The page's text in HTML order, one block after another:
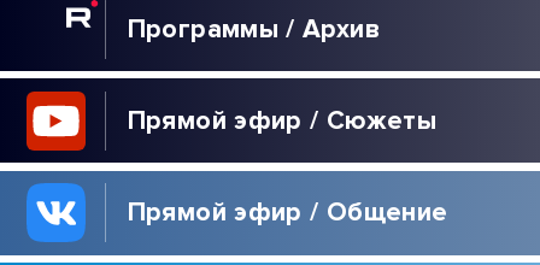
Программы / Архив
Прямой эфир / Сюжеты
Прямой эфир / Общение